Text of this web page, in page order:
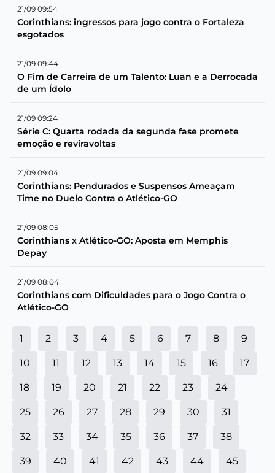
21/09 09:54
Corinthians: ingressos para jogo contra o Fortaleza
esgotados
21/09 09:44
O Fim de Carreira de um Talento: Luan e a Derrocada
de um Ídolo
21/09 09:24
Série C: Quarta rodada da segunda fase promete
emoção e reviravoltas
21/09 09:04
Corinthians: Pendurados e Suspensos Ameaçam
Time no Duelo Contra o Atlético-GO
21/09 08:05
Corinthians x Atlético-GO: Aposta em Memphis
Depay
21/09 08:04
Corinthians com Dificuldades para o Jogo Contra o
Atlético-GO
1 2 3 4 5 6 7 8 9
10 11 12 13 14 15 16 17
18 19 20 21 22 23 24
25 26 27 28 29 30 31
32 33 34 35 36 37 38
39 40 41 42 43 44 45